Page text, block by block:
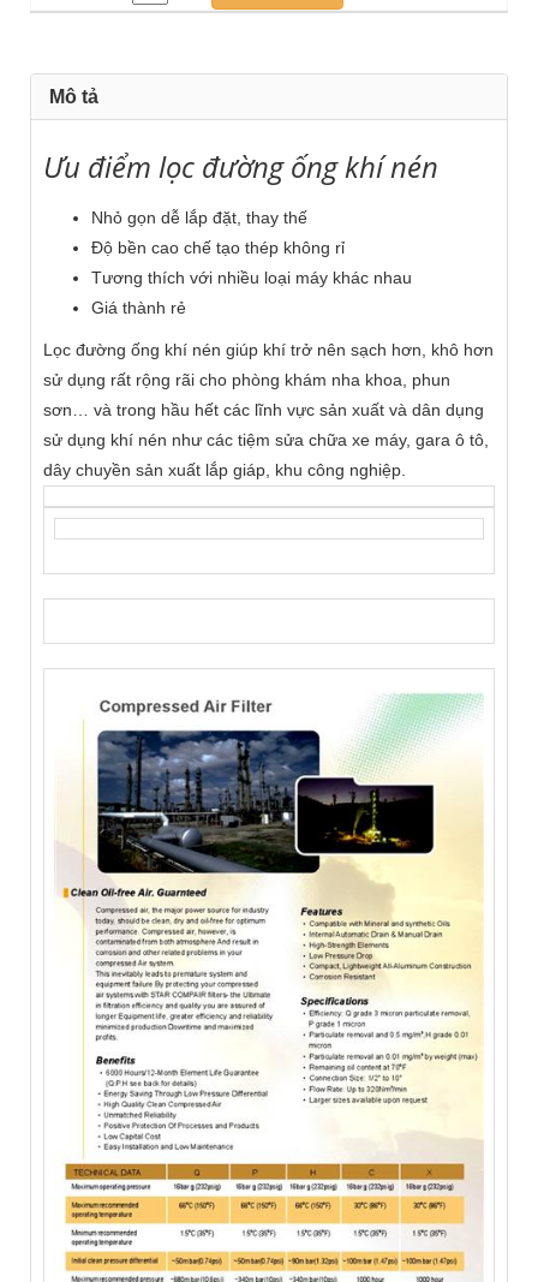
Mô tả
Ưu điểm lọc đường ống khí nén
Nhỏ gọn dễ lắp đặt, thay thế
Độ bền cao chế tạo thép không rỉ
Tương thích với nhiều loại máy khác nhau
Giá thành rẻ
Lọc đường ống khí nén giúp khí trở nên sạch hơn, khô hơn
sử dụng rất rộng rãi cho phòng khám nha khoa, phun
sơn… và trong hầu hết các lĩnh vực sản xuất và dân dụng
sử dụng khí nén như các tiệm sửa chữa xe máy, gara ô tô,
dây chuyền sản xuất lắp giáp, khu công nghiệp.